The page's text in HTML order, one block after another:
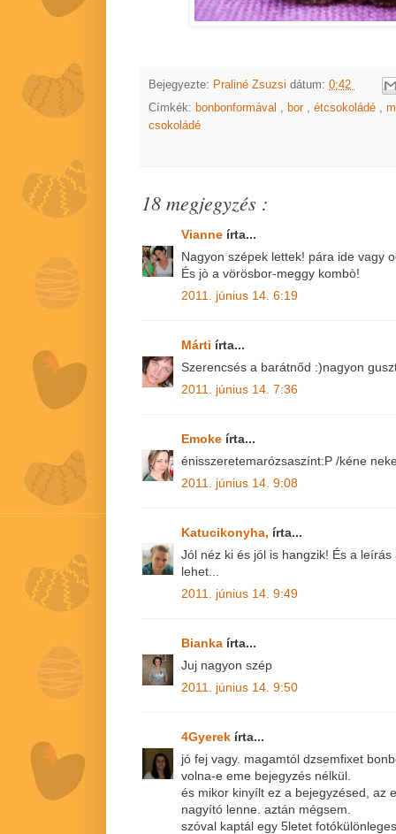
Bejegyezte: Praliné Zsuzsi dátum: 0:42
Címkék: bonbonformával , bor , étcsokoládé ,
csokoládé
18 megjegyzés :
Vianne írta...
Nagyon szépek lettek! pára ide vagy
És jò a vörösbor-meggy kombò!
2011. június 14. 6:19
Márti írta...
Szerencsés a barátnőd :)nagyon
2011. június 14. 7:36
Emoke írta...
énisszeretemarózsaszínt:P /kéne
2011. június 14. 9:08
Katucikonyha, írta...
Jól néz ki és jól is hangzik! És a
lehet...
2011. június 14. 9:49
Bianka írta...
Juj nagyon szép
2011. június 14. 9:50
4Gyerek írta...
jó fej vagy. magamtól dzsemfixet
volna-e eme bejegyzés nélkül.
és mikor kinyílt ez a bejegyzésed, az
nagyító lenne. aztán mégsem.
szóval kaptál egy 5letet